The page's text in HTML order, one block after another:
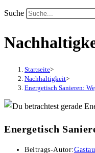
Suche
Startseite>
Nachhaltigkeit>
Energetisch Sanieren:
Energetisch
Beitrags-Autor: